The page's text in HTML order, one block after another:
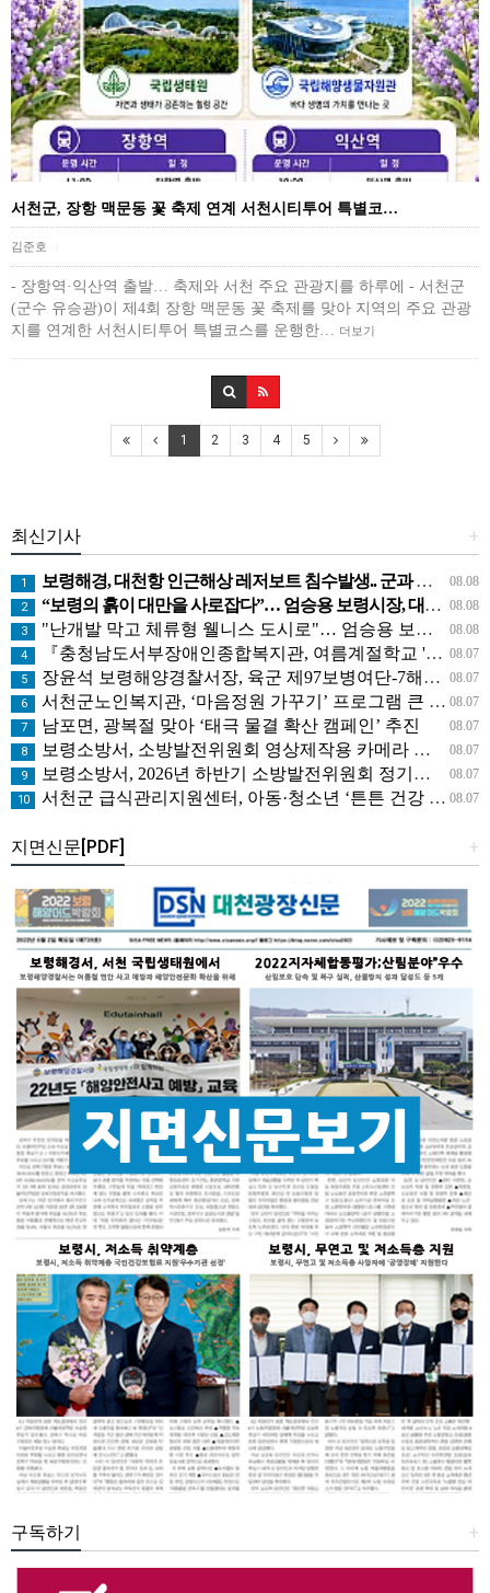
서천군, 장항 맥문동 꽃 축제 연계 서천시티투어 특별코…
김준호
- 장항역·익산역 출발… 축제와 서천 주요 관광지를 하루에 - 서천군
(군수 유승광)이 제4회 장항 맥문동 꽃 축제를 맞아 지역의 주요 관광
지를 연계한 서천시티투어 특별코스를 운행한…
더보기
1 2 3 4 5
+
최신기사
08.08
1 보령해경, 대천항 인근해상 레저보트 침수발생.. 군과 공조로 전원구조
08.08
2 “보령의 흙이 대만을 사로잡다”… 엄승용 보령시장, 대만 톱 유튜버들과 머드 외교
08.08
3 "난개발 막고 체류형 웰니스 도시로"… 엄승용 보령시장, 청라면 찾아 첫 '주민 대화'
08.07
4 『충청남도서부장애인종합복지관, 여름계절학교 '신나는 여름탐험대' 성료』
08.07
5 장윤석 보령해양경찰서장, 육군 제97보병여단-7해안감시대대 방문… 밀입국 차단 공조 강화
08.07
6 서천군노인복지관, ‘마음정원 가꾸기’ 프로그램 큰 호응
08.07
7 남포면, 광복절 맞아 ‘태극 물결 확산 캠페인’ 추진
08.07
8 보령소방서, 소방발전위원회 영상제작용 카메라 기탁으로 영상 홍보 역량 강화
08.07
9 보령소방서, 2026년 하반기 소방발전위원회 정기회의 개최
08.07
10 서천군 급식관리지원센터, 아동·청소년 ‘튼튼 건강 교실’ 운영
+
지면신문[PDF]
+
구독하기